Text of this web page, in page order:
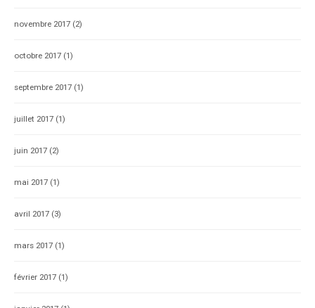
novembre 2017 (2)
octobre 2017 (1)
septembre 2017 (1)
juillet 2017 (1)
juin 2017 (2)
mai 2017 (1)
avril 2017 (3)
mars 2017 (1)
février 2017 (1)